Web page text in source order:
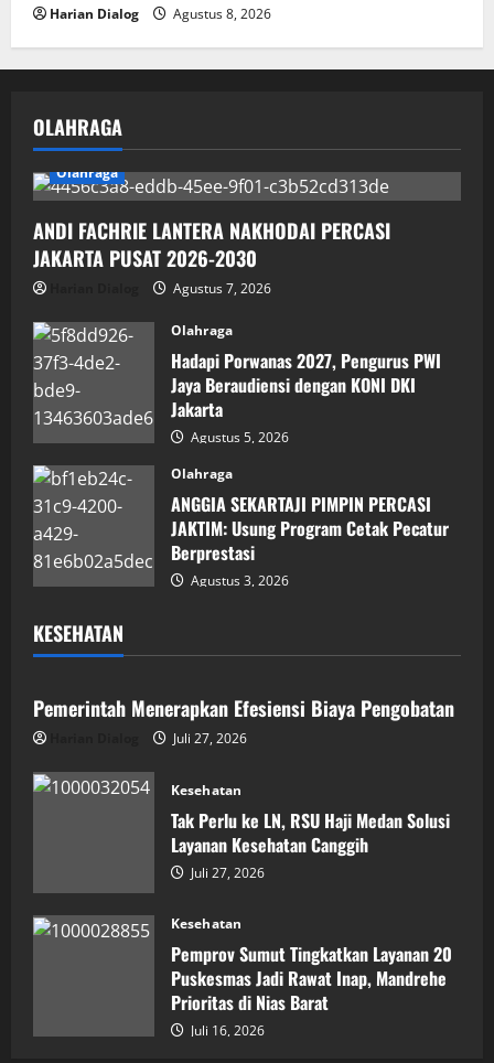
Harian Dialog Agustus 8, 2026
OLAHRAGA
Olahraga
ANDI FACHRIE LANTERA NAKHODAI PERCASI
JAKARTA PUSAT 2026-2030
Agustus 7, 2026
Olahraga
Hadapi Porwanas 2027, Pengurus PWI
Jaya Beraudiensi dengan KONI DKI
Jakarta
Agustus 5, 2026
Olahraga
ANGGIA SEKARTAJI PIMPIN PERCASI
JAKTIM: Usung Program Cetak Pecatur
Berprestasi
Agustus 3, 2026
KESEHATAN
Kesehatan
Pemerintah Menerapkan Efesiensi Biaya Pengobatan
Juli 27, 2026
Kesehatan
Tak Perlu ke LN, RSU Haji Medan Solusi
Layanan Kesehatan Canggih
Juli 27, 2026
Kesehatan
Pemprov Sumut Tingkatkan Layanan 20
Puskesmas Jadi Rawat Inap, Mandrehe
Prioritas di Nias Barat
Juli 16, 2026